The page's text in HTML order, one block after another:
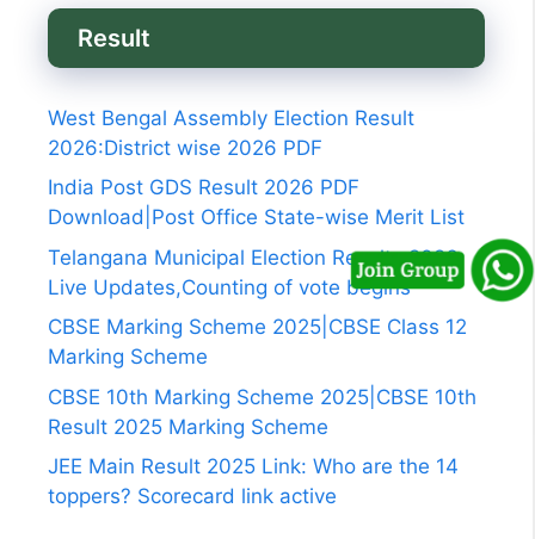
Result
West Bengal Assembly Election Result
2026:District wise 2026 PDF
India Post GDS Result 2026 PDF
Download|Post Office State-wise Merit List
Telangana Municipal Election Results 2026
Live Updates,Counting of vote begins
CBSE Marking Scheme 2025|CBSE Class 12
Marking Scheme
CBSE 10th Marking Scheme 2025|CBSE 10th
Result 2025 Marking Scheme
JEE Main Result 2025 Link: Who are the 14
toppers? Scorecard link active